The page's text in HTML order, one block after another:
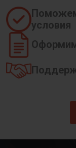
условия